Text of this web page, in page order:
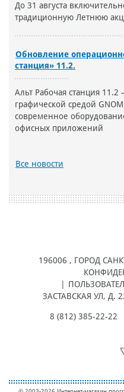
До 31 августа
традиционную Летнюю
Обновление
станция» 11.2.
Альт Рабочая станция
графической средой
современное
офисных приложений
Все новости
196006 , ГОРОД
ЗАСТАВСКАЯ УЛ, Д.
8 (812) 385-22-22